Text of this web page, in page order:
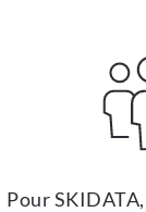
Pour